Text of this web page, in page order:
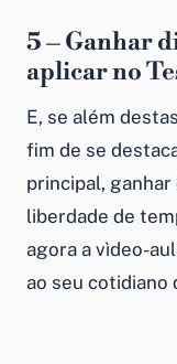
5 – Ganhar
aplicar no
E, se além
fim de se
principal,
liberdade de
agora a vìdeo-
ao seu cotidiano